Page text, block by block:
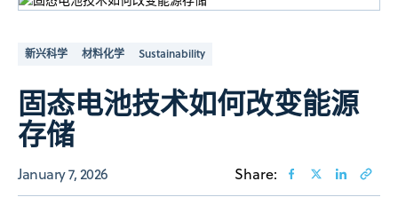
新兴科学 材料化学 Sustainability
固态电池技术如何改变能源
存储
January 7, 2026 Share: